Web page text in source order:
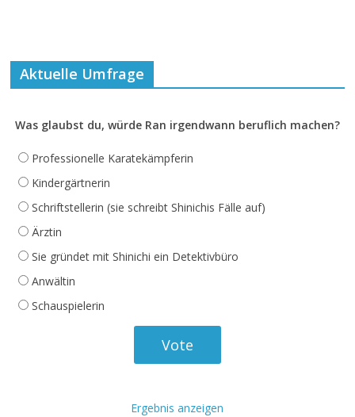
Aktuelle Umfrage
Was glaubst du, würde Ran irgendwann beruflich machen?
Professionelle Karatekämpferin
Kindergärtnerin
Schriftstellerin (sie schreibt Shinichis Fälle auf)
Ärztin
Sie gründet mit Shinichi ein Detektivbüro
Anwältin
Schauspielerin
Ergebnis anzeigen